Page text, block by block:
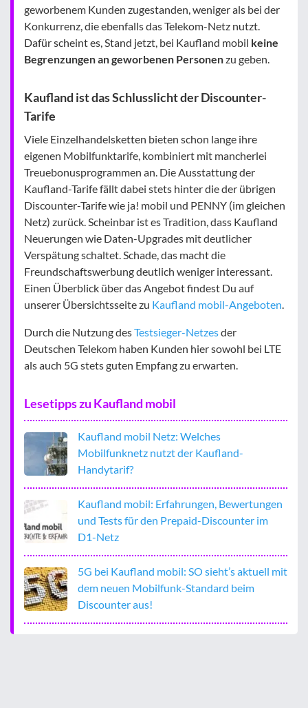
geworbenem Kunden zugestanden, weniger als bei der
Konkurrenz, die ebenfalls das Telekom-Netz nutzt.
Dafür scheint es, Stand jetzt, bei Kaufland mobil keine
Begrenzungen an geworbenen Personenzu geben.
Kaufland ist das Schlusslicht der Discounter-
Tarife
Viele Einzelhandelsketten bieten schon lange ihre
eigenen Mobilfunktarife, kombiniert mit mancherlei
Treuebonusprogrammen an. Die Ausstattung der
Kaufland-Tarife fällt dabei stets hinter die der übrigen
Discounter-Tarife wie ja! mobil und PENNY (im gleichen
Netz) zurück. Scheinbar ist es Tradition, dass Kaufland
Neuerungen wie Daten-Upgrades mit deutlicher
Verspätung schaltet. Schade, das macht die
Freundschaftswerbung deutlich weniger interessant.
Einen Überblick über das Angebot findest Du auf
unserer Übersichtsseite zu Kaufland mobil-Angeboten
Durch die Nutzung desTestsieger-Netzesder
Deutschen Telekom haben Kunden hier sowohl bei LTE
als auch 5G stets guten Empfang zu erwarten.
Lesetipps zu Kaufland mobil
Kaufland mobil Netz: Welches
Mobilfunknetz nutzt der Kaufland-
Handytarif?
Kaufland mobil: Erfahrungen, Bewertungen
und Tests für den Prepaid-Discounter im
D1-Netz
5G bei Kaufland mobil: SO sieht’s aktuell mit
dem neuen Mobilfunk-Standard beim
Discounter aus!